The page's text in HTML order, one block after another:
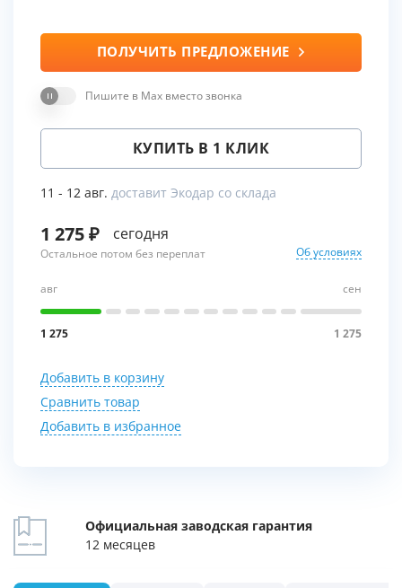
ПОЛУЧИТЬ ПРЕДЛОЖЕНИЕ
Пишите в Max вместо звонка
КУПИТЬ В 1 КЛИК
11 - 12 авг. доставит Экодар со склада
1 275 сегодня
Остальное потом без переплат Об условиях
авг
1 275
сен
1 275
Добавить в корзину
Сравнить товар
Добавить в избранное
Официальная заводская гарантия
12 месяцев